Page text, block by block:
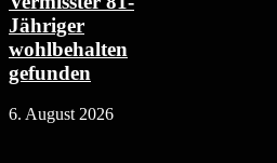
Jähriger
wohlbehalten
gefunden
6. August 2026